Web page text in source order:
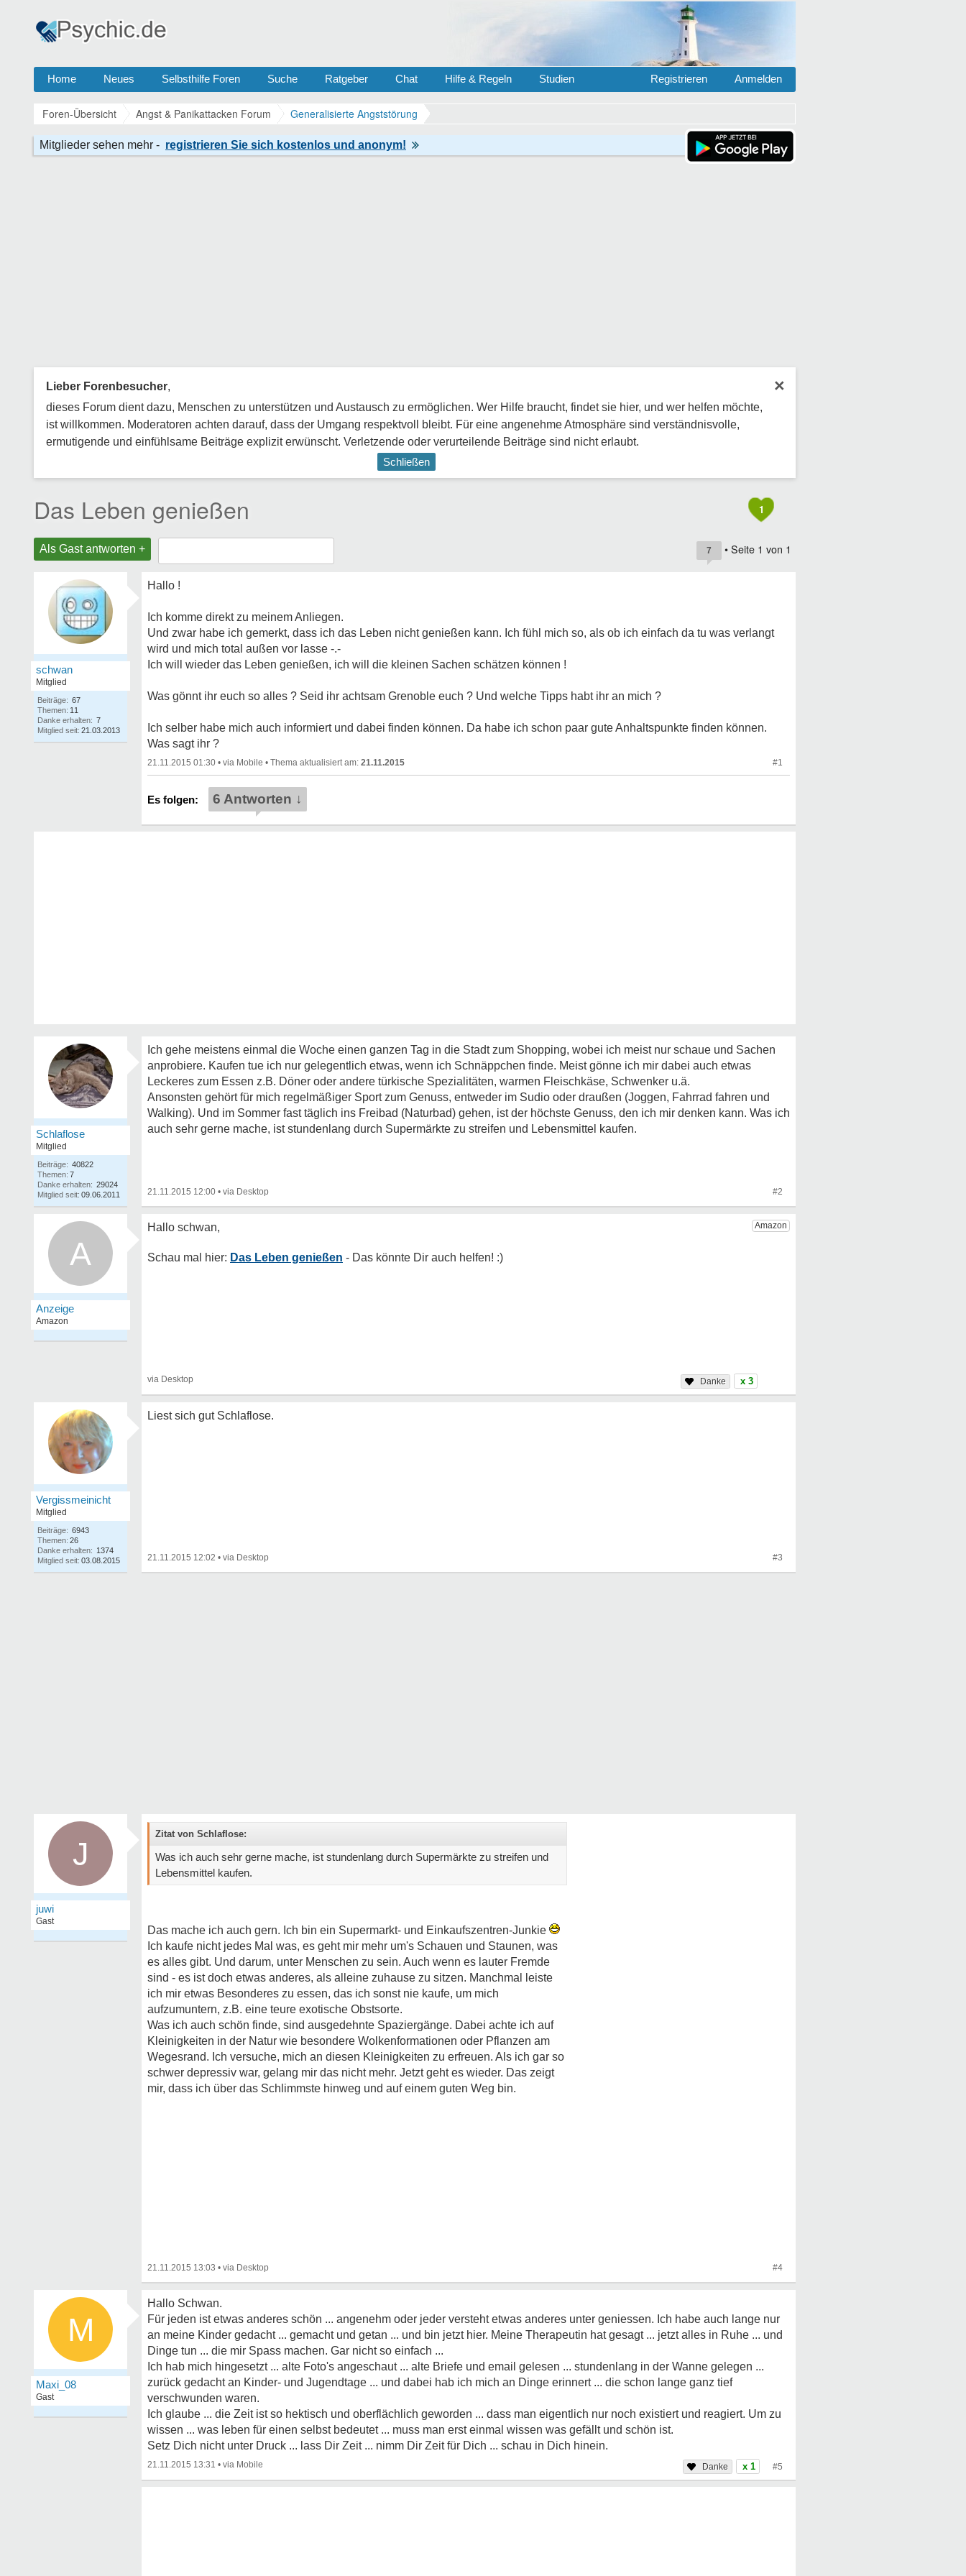
Home Neues Selbsthilfe Foren Suche Ratgeber Chat Hilfe & Regeln Studien Anmelden
Registrieren
Foren-Übersicht Angst & Panikattacken Forum Generalisierte Angststörung
×
Lieber Forenbesucher,
dieses Forum dient dazu, Menschen zu unterstützen und Austausch zu ermöglichen. Wer Hilfe braucht, findet sie hier, und wer helfen möchte,
ist willkommen. Moderatoren achten darauf, dass der Umgang respektvoll bleibt. Für eine angenehme Atmosphäre sind verständnisvolle,
ermutigende und einfühlsame Beiträge explizit erwünscht. Verletzende oder verurteilende Beiträge sind nicht erlaubt.
Schließen
1
Das Leben genießen
Als Gast antworten + 7 • Seite 1 von 1
schwan
Mitglied
Beiträge: 67
Themen: 11
Danke erhalten: 7
Mitglied seit: 21.03.2013
Hallo !
Ich komme direkt zu meinem Anliegen.
Und zwar habe ich gemerkt, dass ich das Leben nicht genießen kann. Ich fühl mich so, als ob ich einfach da tu was verlangt
wird und mich total außen vor lasse -.-
Ich will wieder das Leben genießen, ich will die kleinen Sachen schätzen können !
Was gönnt ihr euch so alles ? Seid ihr achtsam Grenoble euch ? Und welche Tipps habt ihr an mich ?
Ich selber habe mich auch informiert und dabei finden können. Da habe ich schon paar gute Anhaltspunkte finden können.
Was sagt ihr ?
21.11.2015 01:30 • • 21.11.2015 #1
6 Antworten ↓
Schlaflose
Mitglied
Beiträge: 40822
Themen: 7
Danke erhalten: 29024
Mitglied seit: 09.06.2011
Ich gehe meistens einmal die Woche einen ganzen Tag in die Stadt zum Shopping, wobei ich meist nur schaue und Sachen
anprobiere. Kaufen tue ich nur gelegentlich etwas, wenn ich Schnäppchen finde. Meist gönne ich mir dabei auch etwas
Leckeres zum Essen z.B. Döner oder andere türkische Spezialitäten, warmen Fleischkäse, Schwenker u.ä.
Ansonsten gehört für mich regelmäßiger Sport zum Genuss, entweder im Sudio oder draußen (Joggen, Fahrrad fahren und
Walking). Und im Sommer fast täglich ins Freibad (Naturbad) gehen, ist der höchste Genuss, den ich mir denken kann. Was ich
auch sehr gerne mache, ist stundenlang durch Supermärkte zu streifen und Lebensmittel kaufen.
21.11.2015 12:00 • #2
A Das Leben genießen
x 3
Vergissmeinicht
Mitglied
Beiträge: 6943
Themen: 26
Danke erhalten: 1374
Mitglied seit: 03.08.2015
Liest sich gut Schlaflose.
21.11.2015 12:02 • #3
J
juwi
Gast
Zitat von Schlaflose:
Was ich auch sehr gerne mache, ist stundenlang durch Supermärkte zu streifen und
Lebensmittel kaufen.
Das mache ich auch gern. Ich bin ein Supermarkt- und Einkaufszentren-Junkie
Ich kaufe nicht jedes Mal was, es geht mir mehr um's Schauen und Staunen, was
es alles gibt. Und darum, unter Menschen zu sein. Auch wenn es lauter Fremde
sind - es ist doch etwas anderes, als alleine zuhause zu sitzen. Manchmal leiste
ich mir etwas Besonderes zu essen, das ich sonst nie kaufe, um mich
aufzumuntern, z.B. eine teure exotische Obstsorte.
Was ich auch schön finde, sind ausgedehnte Spaziergänge. Dabei achte ich auf
Kleinigkeiten in der Natur wie besondere Wolkenformationen oder Pflanzen am
Wegesrand. Ich versuche, mich an diesen Kleinigkeiten zu erfreuen. Als ich gar so
schwer depressiv war, gelang mir das nicht mehr. Jetzt geht es wieder. Das zeigt
mir, dass ich über das Schlimmste hinweg und auf einem guten Weg bin.
21.11.2015 13:03 • #4
M
Maxi_08
Gast
Hallo Schwan.
Für jeden ist etwas anderes schön ... angenehm oder jeder versteht etwas anderes unter geniessen. Ich habe auch lange nur
an meine Kinder gedacht ... gemacht und getan ... und bin jetzt hier. Meine Therapeutin hat gesagt ... jetzt alles in Ruhe ... und
Dinge tun ... die mir Spass machen. Gar nicht so einfach ...
Ich hab mich hingesetzt ... alte Foto's angeschaut ... alte Briefe und email gelesen ... stundenlang in der Wanne gelegen ...
zurück gedacht an Kinder- und Jugendtage ... und dabei hab ich mich an Dinge erinnert ... die schon lange ganz tief
verschwunden waren.
Ich glaube ... die Zeit ist so hektisch und oberflächlich geworden ... dass man eigentlich nur noch existiert und reagiert. Um zu
wissen ... was leben für einen selbst bedeutet ... muss man erst einmal wissen was gefällt und schön ist.
Setz Dich nicht unter Druck ... lass Dir Zeit ... nimm Dir Zeit für Dich ... schau in Dich hinein.
21.11.2015 13:31 • x 1 #5